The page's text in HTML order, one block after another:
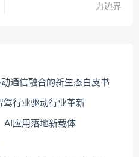
力边界
通信融合的新生态白皮书
驾行业驱动行业革新
AI应用落地新载体